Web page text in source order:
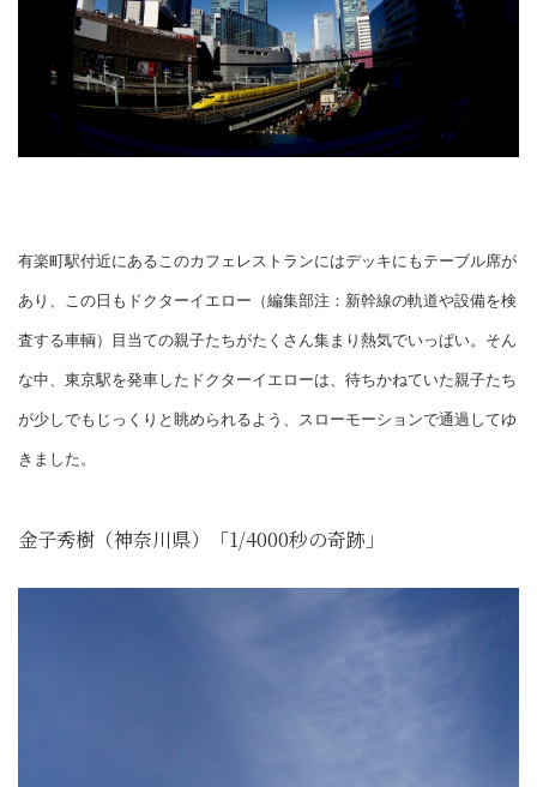
有楽町駅付近にあるこのカフェレストランにはデッキにもテーブル席が
あり、この日もドクターイエロー（編集部注：新幹線の軌道や設備を検
査する車輌）目当ての親子たちがたくさん集まり熱気でいっぱい。そん
な中、東京駅を発車したドクターイエローは、待ちかねていた親子たち
が少しでもじっくりと眺められるよう、スローモーションで通過してゆ
きました。
金子秀樹（神奈川県）「1/4000秒の奇跡」